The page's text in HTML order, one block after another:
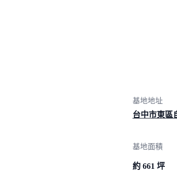
基地地址
台中市東區
基地面積
約 661 坪